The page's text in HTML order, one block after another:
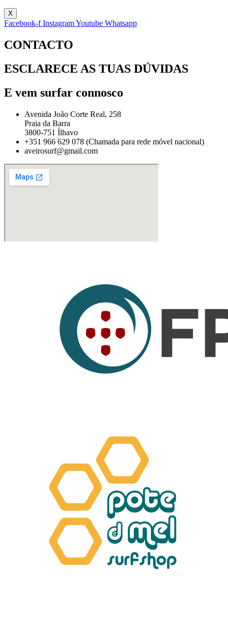
X
Facebook-f InstagramYoutube Whatsapp
CONTACTO
ESCLARECE AS TUAS DÚVIDAS
E vem surfar connosco
Avenida João Corte Real, 258
Praia da Barra
3800-751 Ílhavo
+351 966 629 078 (Chamada para rede móvel nacional)
aveirosurf@gmail.com